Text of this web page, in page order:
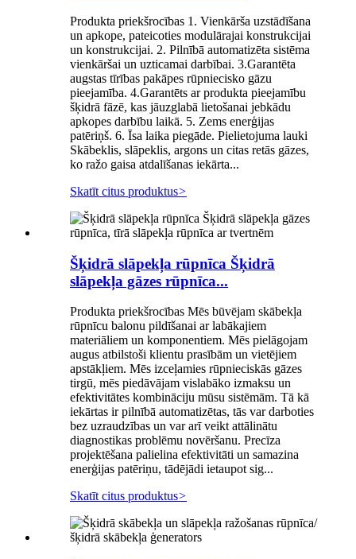
Produkta priekšrocības 1. Vienkārša uzstādīšana
un apkope, pateicoties modulārajai konstrukcijai
un konstrukcijai. 2. Pilnībā automatizēta sistēma
vienkāršai un uzticamai darbībai. 3.Garantēta
augstas tīrības pakāpes rūpniecisko gāzu
pieejamība. 4.Garantēts ar produkta pieejamību
šķidrā fāzē, kas jāuzglabā lietošanai jebkādu
apkopes darbību laikā. 5. Zems enerģijas
patēriņš. 6. Īsa laika piegāde. Pielietojuma lauki
Skābeklis, slāpeklis, argons un citas retās gāzes,
ko ražo gaisa atdalīšanas iekārta...
Skatīt citus produktus>
Šķidrā slāpekļa rūpnīca Šķidrā
slāpekļa gāzes rūpnīca...
Produkta priekšrocības Mēs būvējam skābekļa
rūpnīcu balonu pildīšanai ar labākajiem
materiāliem un komponentiem. Mēs pielāgojam
augus atbilstoši klientu prasībām un vietējiem
apstākļiem. Mēs izceļamies rūpnieciskās gāzes
tirgū, mēs piedāvājam vislabāko izmaksu un
efektivitātes kombināciju mūsu sistēmām. Tā kā
iekārtas ir pilnībā automatizētas, tās var darboties
bez uzraudzības un var arī veikt attālinātu
diagnostikas problēmu novēršanu. Precīza
projektēšana palielina efektivitāti un samazina
enerģijas patēriņu, tādējādi ietaupot sig...
Skatīt citus produktus>